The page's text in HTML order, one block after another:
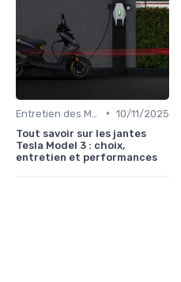
• 10/11/2025
Tout savoir sur les jantes
Tesla Model 3 : choix,
entretien et performances